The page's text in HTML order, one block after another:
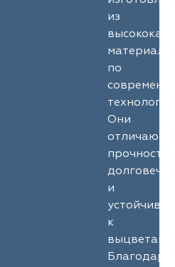
из
по
Они
и
к
Благодаря